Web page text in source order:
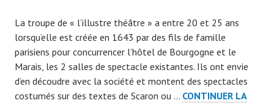
r
a
d
m
i
n
La troupe de « l’illustre théâtre » a entre 20 et 25 ans
lorsqu’elle est créée en 1643 par des fils de famille
parisiens pour concurrencer l’hôtel de Bourgogne et le
Marais, les 2 salles de spectacle existantes. Ils ont envie
d’en découdre avec la société et montent des spectacles
costumés sur des textes de Scaron ou … CONTINUER LA